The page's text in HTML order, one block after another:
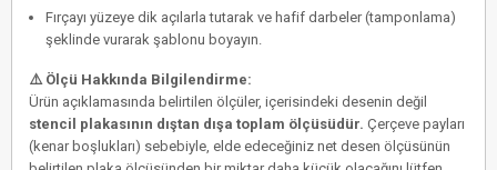
Fırçayı yüzeye dik açılarla tutarak ve hafif darbeler (tamponlama)
şeklinde vurarak şablonu boyayın.
⚠️ Ölçü Hakkında Bilgilendirme:
Ürün açıklamasında belirtilen ölçüler, içerisindeki desenin değil
stencil plakasının dıştan dışa toplam ölçüsüdür. Çerçeve payları
(kenar boşlukları) sebebiyle, elde edeceğiniz net desen ölçüsünün